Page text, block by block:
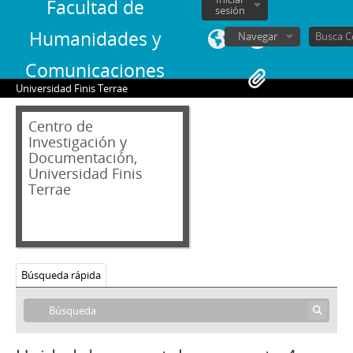
Facultad de
Humanidades y
Comunicaciones
sesión
Navegar
Universidad Finis Terrae
Centro de
Investigación y
Documentación,
Universidad Finis
Terrae
Búsqueda rápida
02 - Archivos personales